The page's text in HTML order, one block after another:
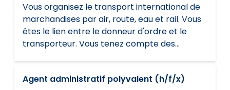
Vous organisez le transport international de
marchandises par air, route, eau et rail. Vous
êtes le lien entre le donneur d'ordre et le
transporteur. Vous tenez compte des
Agent administratif polyvalent (h/f/x)